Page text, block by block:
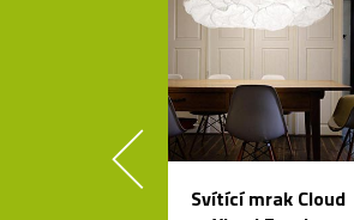
Svítící mrak Cloud